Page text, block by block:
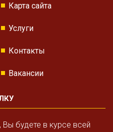
Карта сайта
Услуги
Контакты
Вакансии
будете в курсе всей